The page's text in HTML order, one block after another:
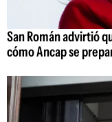
San Román advirtió
cómo Ancap se